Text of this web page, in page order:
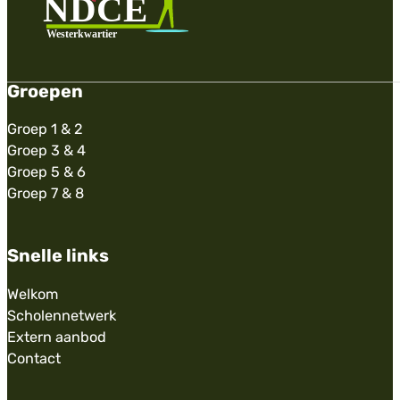
Groepen
Groep 1 & 2
Groep 3 & 4
Groep 5 & 6
Groep 7 & 8
Snelle links
Welkom
Scholennetwerk
Extern aanbod
Contact